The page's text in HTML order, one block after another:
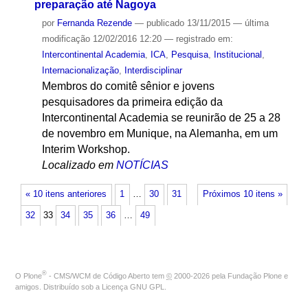
preparação até Nagoya
por Fernanda Rezende — publicado13/11/2015 — última
modificação12/02/2016 12:20 — registrado em:
Intercontinental Academia, ICA, Pesquisa, Institucional ,
Internacionalização, Interdisciplinar
Membros do comitê sênior e jovens
pesquisadores da primeira edição da
Intercontinental Academia se reunirão de 25 a 28
de novembro em Munique, na Alemanha, em um
Interim Workshop.
Localizado em NOTÍCIAS
« 10 itens anteriores Próximos 10 itens »
1 … 30 31
32 33 34 35 36 … 49
O Plone® - CMS/WCM de Código Aberto tem © 2000-2026 pela Fundação Plone e
amigos. Distribuído sob a Licença GNU GPL